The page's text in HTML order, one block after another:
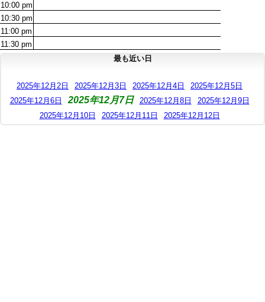
10:00 pm
10:30 pm
11:00 pm
11:30 pm
最も近い日
2025年12月2日 2025年12月3日 2025年12月4日
2025年12月5日
2025年12月6日
2025年12月7日 2025年12月8日
2025年12月9日
2025年12月10日
2025年12月11日 2025年12月12日